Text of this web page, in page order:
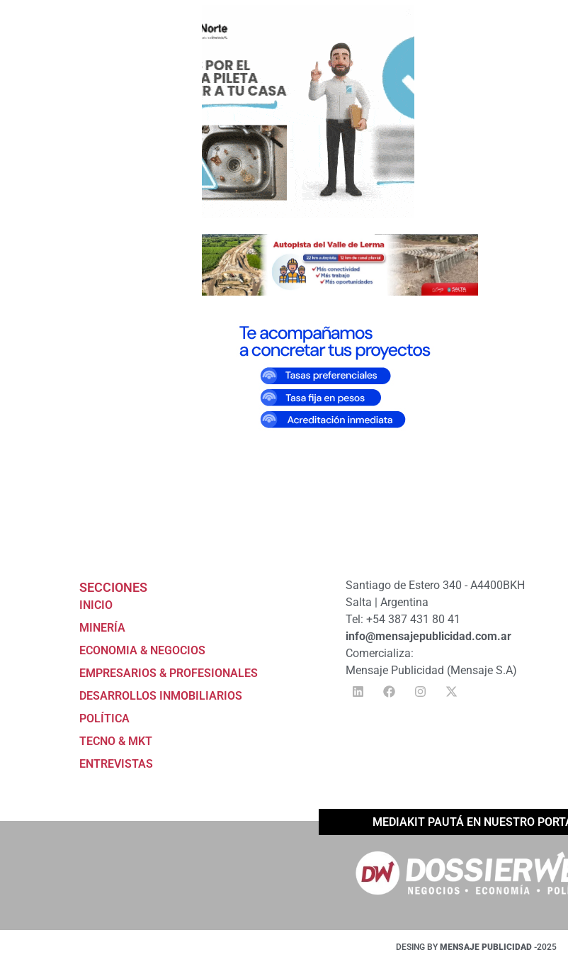
SECCIONES
INICIO
MINERÍA
ECONOMIA & NEGOCIOS
EMPRESARIOS & PROFESIONALES
DESARROLLOS INMOBILIARIOS
POLÍTICA
TECNO & MKT
ENTREVISTAS
Santiago de Estero 340 - A4400BKH
Salta | Argentina
Tel: +54 387 431 80 41
info@mensajepublicidad.com.ar
Comercializa:
Mensaje Publicidad (Mensaje S.A)
MEDIAKIT PAUTÁ EN NUESTRO
DESING BY MENSAJE PUBLICIDAD -2025